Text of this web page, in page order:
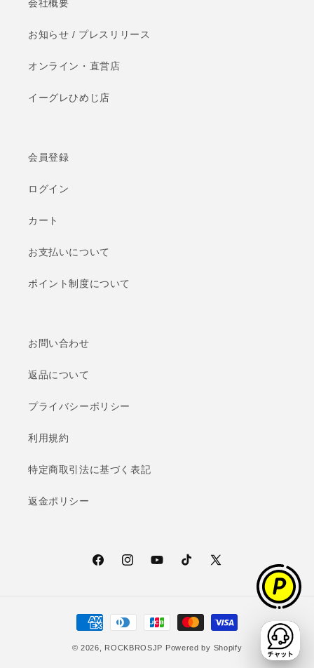
会社概要
お知らせ / プレスリリース
オンライン・直営店
イーグレひめじ店
会員登録
ログイン
カート
お支払いについて
ポイント制度について
お問い合わせ
返品について
プライバシーポリシー
利用規約
特定商取引法に基づく表記
返金ポリシー
FacebookInstagramYouTubeTikTok X
決
済
方
© 2026, ROCKBROSJP Powered by Shopify